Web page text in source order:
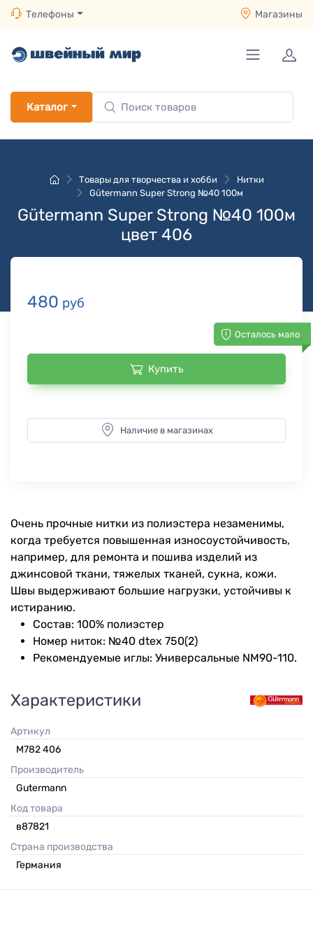
Телефоны Магазины
Каталог
Товары для творчества и хобби
Нитки
Gütermann Super Strong №40 100м
Gütermann Super Strong №40 100м
цвет 406
480 руб
Осталось мало
Купить
Наличие в магазинах
Очень прочные нитки из полиэстера незаменимы,
когда требуется повышенная износоустойчивость,
например, для ремонта и пошива изделий из
джинсовой ткани, тяжелых тканей, сукна, кожи.
Швы выдерживают большие нагрузки, устойчивы к
истиранию.
Состав: 100% полиэстер
Номер ниток: №40 dtex 750(2)
Рекомендуемые иглы: Универсальные NM90-110.
Характеристики
Артикул
M782 406
Производитель
Gutermann
Код товара
в87821
Страна производства
Германия